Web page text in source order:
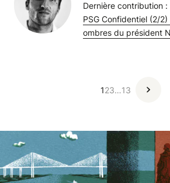
Dernière contribution :
PSG Confidentiel (2/
ombres du président
123…13